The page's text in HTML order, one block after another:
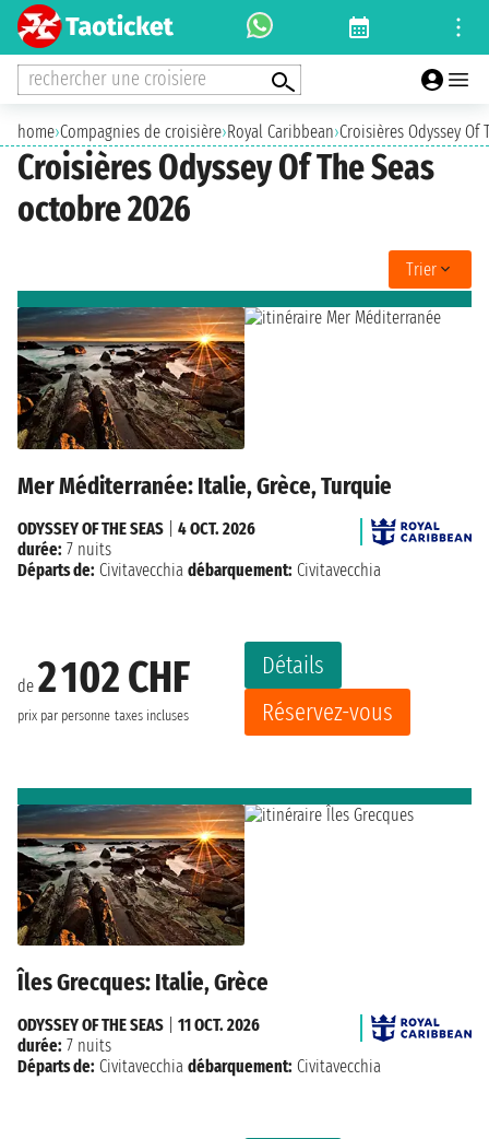
rechercher une croisiere
home›Compagnies de croisière›Royal Caribbean›Croisières Odyssey Of
Croisières Odyssey Of The Seas
octobre 2026
Trier
Mer Méditerranée: Italie, Grèce, Turquie
de 2 102 CHF
prix par personne taxes incluses
Détails
Réservez-vous
ODYSSEY OF THE SEAS
4 OCT. 2026
durée: 7 nuits
Départs de: Civitavecchia débarquement: Civitavecchia
Îles Grecques: Italie, Grèce
ODYSSEY OF THE SEAS
11 OCT. 2026
durée: 7 nuits
Départs de: Civitavecchia débarquement: Civitavecchia